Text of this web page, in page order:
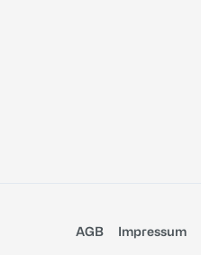
AGB Impressum